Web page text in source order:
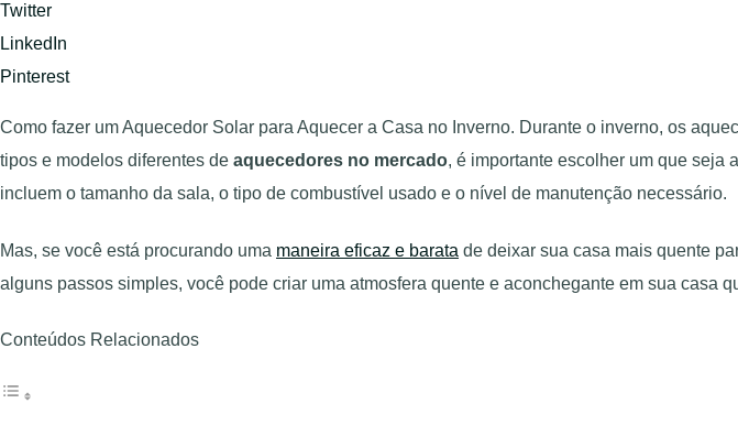
Twitter
LinkedIn
Pinterest
Como fazer um Aquecedor Solar para Aquecer a Casa no Inverno. Durante o inverno, os
tipos e modelos diferentes de aquecedores no mercado, é importante escolher um que seja
incluem o tamanho da sala, o tipo de combustível usado e o nível de manutenção necessário.
Mas, se você está procurando uma maneira eficaz e barata de deixar sua casa mais quente
alguns passos simples, você pode criar uma atmosfera quente e aconchegante em sua casa
Conteúdos Relacionados